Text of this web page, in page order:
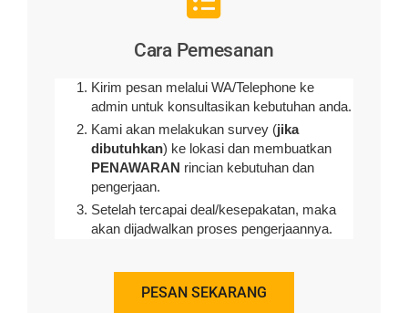
Cara Pemesanan
Kirim pesan melalui WA/Telephone ke
admin untuk konsultasikan kebutuhan anda.
Kami akan melakukan survey (jika
dibutuhkan) ke lokasi dan membuatkan
PENAWARAN rincian kebutuhan dan
pengerjaan.
Setelah tercapai deal/kesepakatan, maka
akan dijadwalkan proses pengerjaannya.
PESAN SEKARANG